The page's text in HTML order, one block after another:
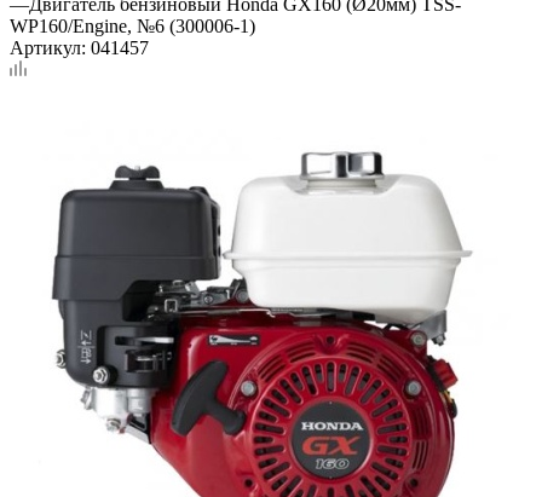
WP160/Engine, №6 (300006-1)
Артикул: 041457